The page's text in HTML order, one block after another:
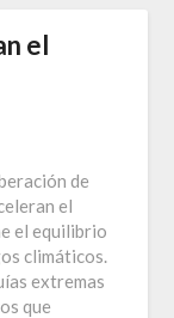
el
de
el
el equilibrio
climáticos.
extremas
que